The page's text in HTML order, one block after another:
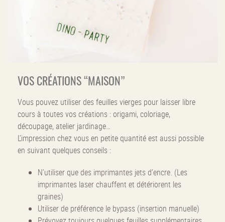
VOS CRÉATIONS “MAISON”
Vous pouvez utiliser des feuilles vierges pour laisser libre
cours à toutes vos créations : origami, coloriage,
découpage, atelier jardinage…
L’impression chez vous en petite quantité est aussi possible
en suivant quelques conseils :
N’utiliser que des imprimantes jets d’encre. (Les
imprimantes laser chauffent et détériorent les
graines)
Utiliser de préférence le bypass (insertion manuelle)